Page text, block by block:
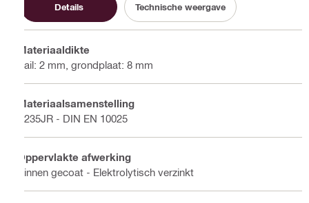
Details Technische weergave
Materiaaldikte
Rail: 2 mm, grondplaat: 8 mm
Materiaalsamenstelling
S235JR - DIN EN 10025
Oppervlakte afwerking
Binnen gecoat - Elektrolytisch verzinkt